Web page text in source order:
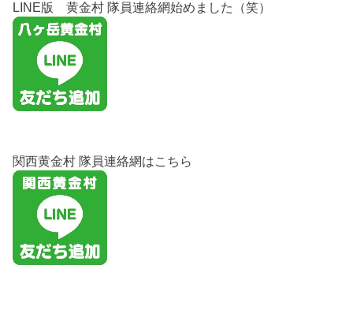
LINE版 黄金村 隊員連絡網始めました（笑）
関西黄金村 隊員連絡網はこちら